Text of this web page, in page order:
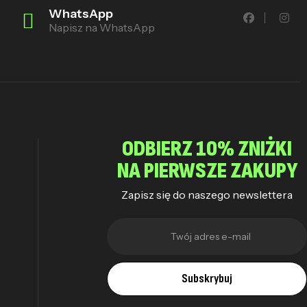
WhatsApp
Napisz na WhatsApp
ODBIERZ 10% ZNIŻKI
NA PIERWSZE ZAKUPY
Zapisz się do naszego newslettera
Subskrybuj